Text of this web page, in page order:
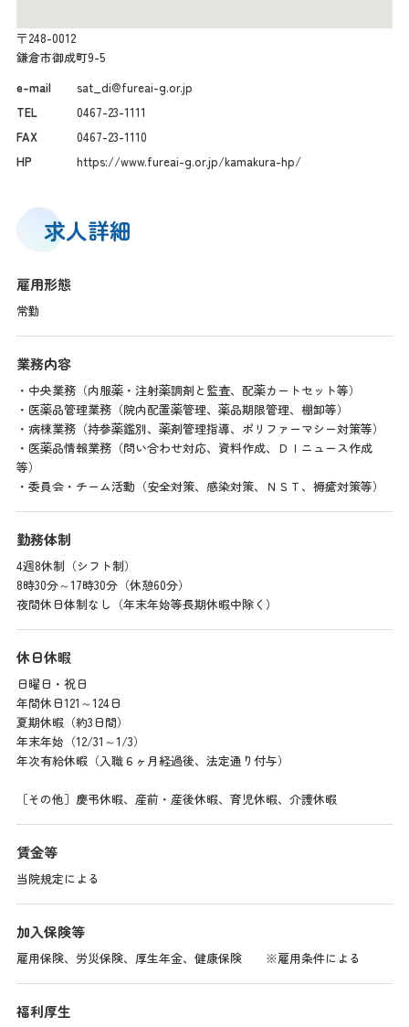
〒248-0012
鎌倉市御成町9-5
e-mail
sat_di@fureai-g.or.jp
TEL
0467-23-1111
FAX
0467-23-1110
HP
https://www.fureai-g.or.jp/kamakura-hp/
求人詳細
雇用形態
常勤
業務内容
・中央業務（内服薬・注射薬調剤と監査、配薬カートセット等）
・医薬品管理業務（院内配置薬管理、薬品期限管理、棚卸等）
・病棟業務（持参薬鑑別、薬剤管理指導、ポリファーマシー対策等）
・医薬品情報業務（問い合わせ対応、資料作成、ＤＩニュース作成
等）
・委員会・チーム活動（安全対策、感染対策、ＮＳＴ、褥瘡対策等）
勤務体制
4週8休制（シフト制）
8時30分～17時30分（休憩60分）
夜間休日体制なし（年末年始等長期休暇中除く）
休日休暇
日曜日・祝日
年間休日121～124日
夏期休暇（約3日間）
年末年始（12/31～1/3）
年次有給休暇（入職６ヶ月経過後、法定通り付与）
［その他］慶弔休暇、産前・産後休暇、育児休暇、介護休暇
賃金等
当院規定による
加入保険等
雇用保険、労災保険、厚生年金、健康保険 ※雇用条件による
福利厚生